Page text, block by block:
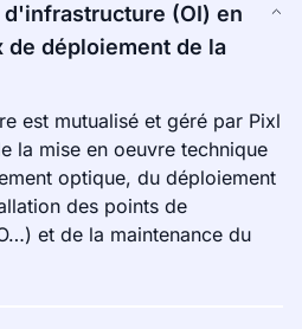
(OI) en
de déploiement de la
est mutualisé et géré par Pixl
la mise en oeuvre technique
optique, du déploiement
des points de
et de la maintenance du